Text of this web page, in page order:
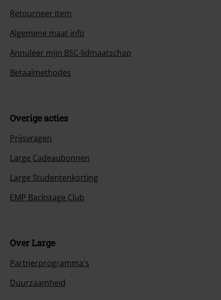
Retourneer item
Algemene maat info
Annuleer mijn BSC-lidmaatschap
Betaalmethodes
Overige acties
Prijsvragen
Large Cadeaubonnen
Large Studentenkorting
EMP Backstage Club
Over Large
Partnerprogramma's
Duurzaamheid